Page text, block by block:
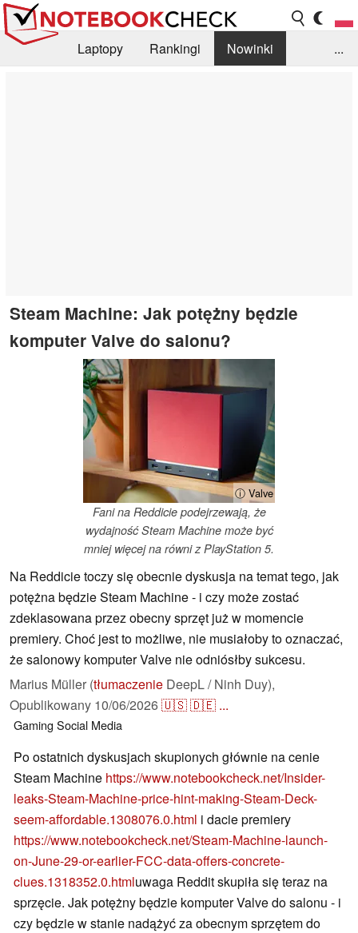
Laptopy Rankingi
Nowinki
...
Steam Machine: Jak potężny będzie
komputer Valve do salonu?
ⓘ Valve
Fani na Reddicie podejrzewają, że
wydajność Steam Machine może być
mniej więcej na równi z PlayStation 5.
Na Reddicie toczy się obecnie dyskusja na temat tego, jak
potężna będzie Steam Machine - i czy może zostać
zdeklasowana przez obecny sprzęt już w momencie
premiery. Choć jest to możliwe, nie musiałoby to oznaczać,
że salonowy komputer Valve nie odniósłby sukcesu.
Marius Müller (tłumaczenie DeepL / Ninh Duy),
Opublikowany 10/06/2026🇺🇸🇩🇪 ...
Gaming Social Media
Po ostatnich dyskusjach skupionych głównie na cenie
Steam Machine https://www.notebookcheck.net/Insider-
leaks-Steam-Machine-price-hint-making-Steam-Deck-
seem-affordable.1308076.0.html i dacie premiery
https://www.notebookcheck.net/Steam-Machine-launch-
on-June-29-or-earlier-FCC-data-offers-concrete-
clues.1318352.0.htmluwaga Reddit skupiła się teraz na
sprzęcie. Jak potężny będzie komputer Valve do salonu - i
czy będzie w stanie nadążyć za obecnym sprzętem do